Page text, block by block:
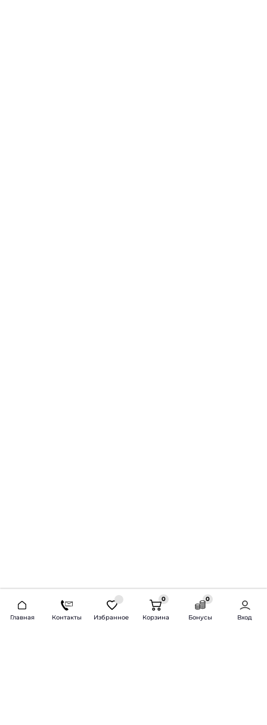
Главная Контакты Избранное
0
Корзина
0
Бонусы Вход
2026 © Продажа и установка автозвука.
Доставка по всей России и СНГ